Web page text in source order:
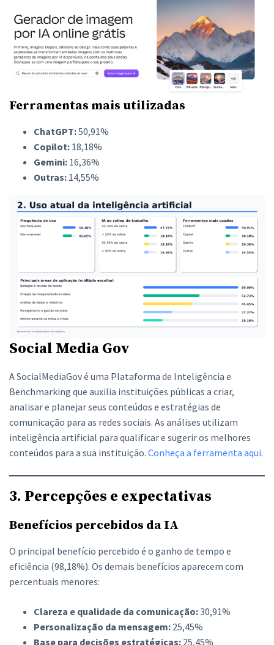
Ferramentas mais utilizadas
ChatGPT:50,91%
Copilot: 18,18%
Gemini: 16,36%
Outras: 14,55%
Social Media Gov
A SocialMediaGov é uma Plataforma de Inteligência e
Benchmarking que auxilia instituições públicas a criar,
analisar e planejar seus conteúdos e estratégias de
comunicação para as redes sociais. As análises utilizam
inteligência artificial para qualificar e sugerir os melhores
conteúdos para a sua instituição. Conheça a ferramenta aqui.
3. Percepções e expectativas
Benefícios percebidos da IA
O principal benefício percebido é o ganho de tempo e
eficiência (98,18%). Os demais benefícios aparecem com
percentuais menores:
Clareza e qualidade da comunicação:30,91%
Personalização da mensagem: 25,45%
Base para decisões estratégicas: 25,45%